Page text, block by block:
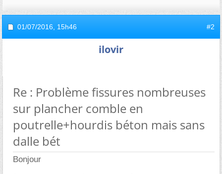
01/07/2016, 15h46 #2
ilovir
Re : Problème fissures nombreuses
sur plancher comble en
poutrelle+hourdis béton mais sans
dalle bét
Bonjour